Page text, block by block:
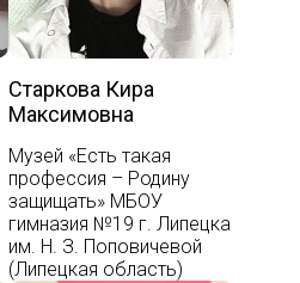
Старкова Кира
Максимовна
Музей «Есть такая
профессия – Родину
защищать» МБОУ
гимназия №19 г. Липецка
им. Н. З. Поповичевой
(Липецкая область)